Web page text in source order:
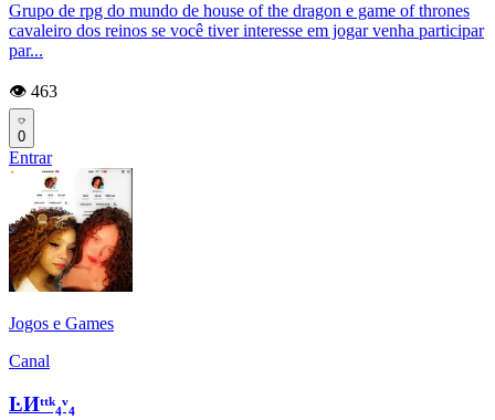
Grupo de rpg do mundo de house of the dragon e game of thrones
cavaleiro dos reinos se você tiver interesse em jogar venha participar
par...
👁️ 463
0
Entrar
Jogos e Games
Canal
ĿИᵗᵗᵏ₄ᵛ₄